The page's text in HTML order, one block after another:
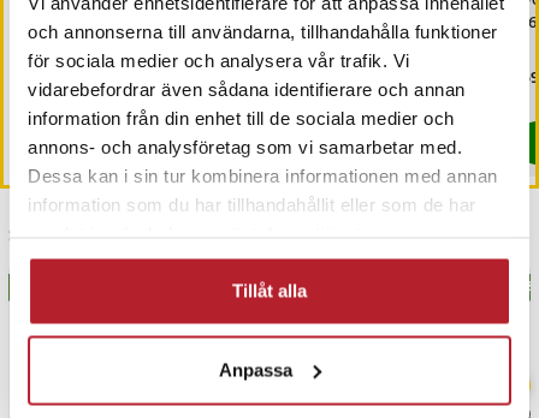
och annonserna till användarna, tillhandahålla funktioner
för sociala medier och analysera vår trafik. Vi
vidarebefordrar även sådana identifierare och annan
information från din enhet till de sociala medier och
annons- och analysföretag som vi samarbetar med.
Dessa kan i sin tur kombinera informationen med annan
information som du har tillhandahållit eller som de har
Tillåt alla
Anpassa
Pris : 329 kr
329 kr
Sista exemplaret
Köp
till USB-C Hane
Pris
49 kr
49 kr
Just nu har vi bara 2 kvar av denna
Köp
Senast besökta
BÄSTSÄLJARE